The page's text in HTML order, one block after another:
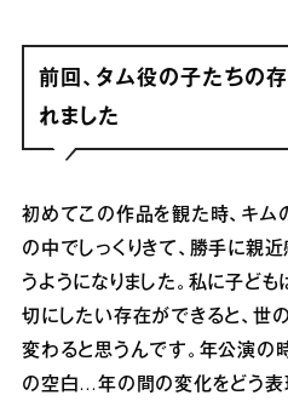
前回、タム役の子たちの
れました
初めてこの作品を観た時、キム
の中でしっくりきて、勝手に親
うようになりました。私に子ど
切にしたい存在ができると、世
変わると思うんです。年公演の
の空白…年の間の変化をどう表